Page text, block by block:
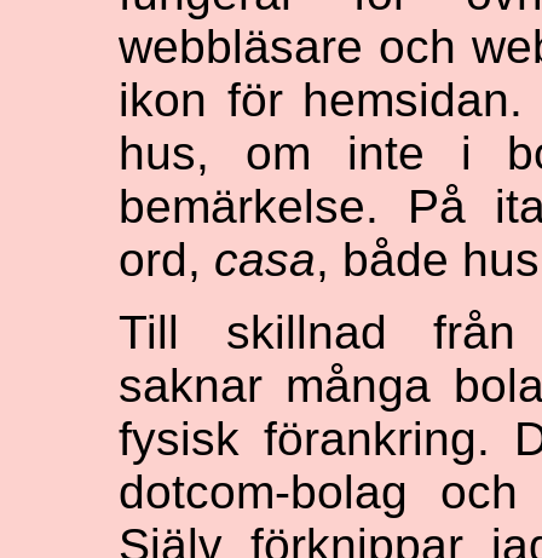
webbläsare och
ikon för
hus, om inte i
bemärkelse. På
ord, casa, både
Till skillnad från
saknar många
fysisk förankring.
dotcom-bolag
Själv förknippar